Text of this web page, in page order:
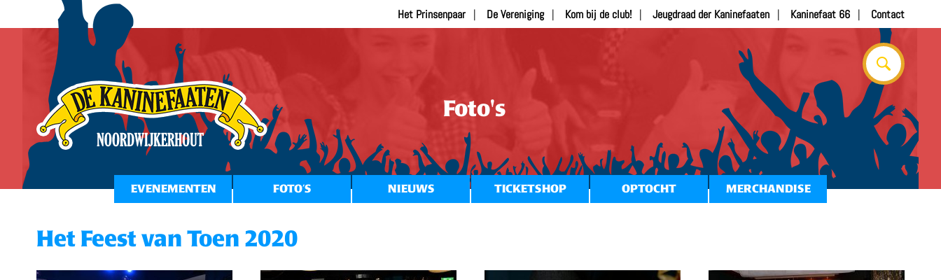
Foto's
Het Prinsenpaar De Vereniging Kom bij de club! Jeugdraad der Kaninefaaten Kaninefaat 66 Contact
EVENEMENTEN FOTO’S NIEUWS TICKETSHOP OPTOCHT MERCHANDISE
Het Feest van Toen 2020